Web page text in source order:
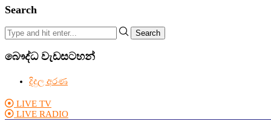
Search
Search
බෞද්ධ වැඩසටහන්
දිදුල අරණ
LIVE TV
LIVE RADIO